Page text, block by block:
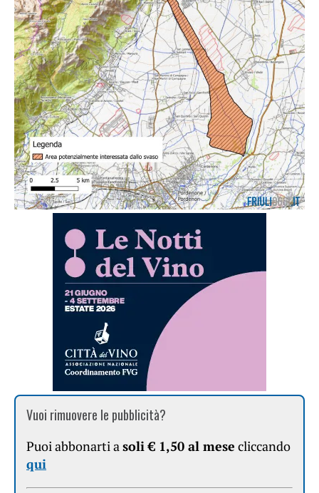
Vuoi rimuovere le pubblicità?
Puoi abbonarti asoli € 1,50 al mese cliccando
qui